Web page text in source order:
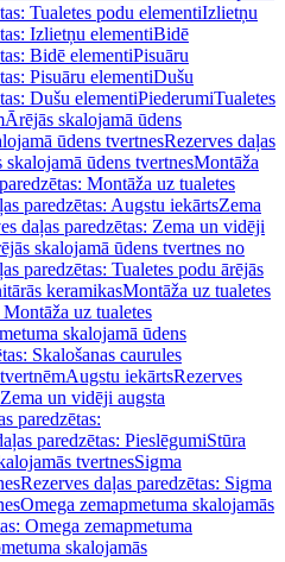
Tualetes podu elementiIzlietņu
Izlietņu elementiBidē
Bidē elementiPisuāru
Pisuāru elementiDušu
Dušu elementiPiederumiTualetes
Ārējās skalojamā ūdens
ūdens tvertnesRezerves daļas
skalojamā ūdens tvertnesMontāža
Montāža uz tualetes
paredzētas: Augstu iekārtsZema
daļas paredzētas: Zema un vidēji
skalojamā ūdens tvertnes no
paredzētas: Tualetes podu ārējās
keramikasMontāža uz tualetes
uz tualetes
skalojamā ūdens
Skalošanas caurules
Augstu iekārtsRezerves
Zema un vidēji augsta
paredzētas:
paredzētas: PieslēgumiStūra
tvertnesSigma
Rezerves daļas paredzētas: Sigma
Omega zemapmetuma skalojamās
Omega zemapmetuma
skalojamās